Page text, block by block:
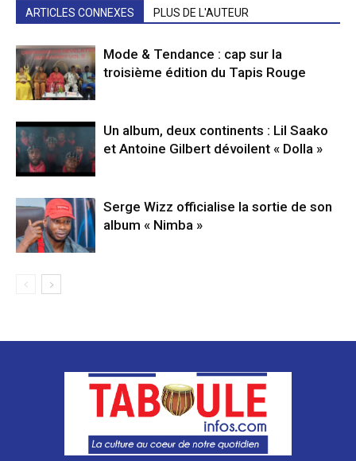
ARTICLES CONNEXES PLUS DE L'AUTEUR
Mode & Tendance : cap sur la
troisième édition du Tapis Rouge
Un album, deux continents : Lil Saako
et Antoine Gilbert dévoilent « Dolla »
Serge Wizz officialise la sortie de son
album « Nimba »